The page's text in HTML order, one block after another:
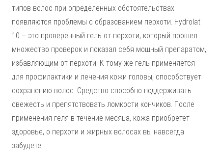
типов волос при определенных обстоятельствах
появляются проблемы с образованием перхоти. Hydrolat
10 – это проверенный гель от перхоти, который прошел
множество проверок и показал себя мощный препаратом,
избавляющим от перхоти. К тому же гель применяется
для профилактики и лечения кожи головы, способствует
сохранению волос. Средство способно поддерживать
свежесть и препятствовать ломкости кончиков. После
применения геля в течение месяца, кожа приобретет
здоровье, о перхоти и жирных волосах вы навсегда
забудете.